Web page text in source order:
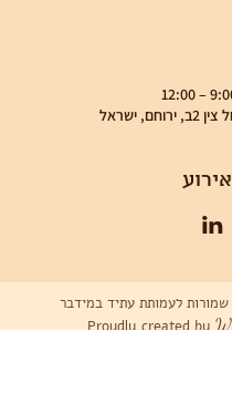
ישראל
שמורות לעמותת עתיד במידבר
Proudly created by